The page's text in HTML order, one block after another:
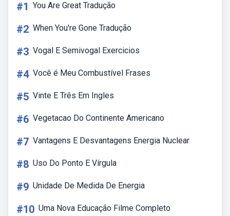
#1 You Are Great Tradução
#2 When You're Gone Tradução
#3 Vogal E Semivogal Exercicios
#4 Você é Meu Combustível Frases
#5 Vinte E Três Em Ingles
#6 Vegetacao Do Continente Americano
#7 Vantagens E Desvantagens Energia Nuclear
#8 Uso Do Ponto E Vírgula
#9 Unidade De Medida De Energia
#10 Uma Nova Educação Filme Completo